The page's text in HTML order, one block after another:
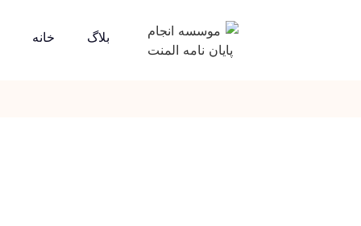
خانه بلاگ